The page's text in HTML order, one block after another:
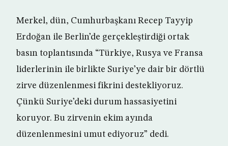
Merkel, dün, Cumhurbaşkanı Recep Tayyip
Erdoğan ile Berlin’de gerçekleştirdiği ortak
basın toplantısında “Türkiye, Rusya ve Fransa
liderlerinin ile birlikte Suriye’ye dair bir dörtlü
zirve düzenlenmesi fikrini destekliyoruz.
Çünkü Suriye’deki durum hassasiyetini
koruyor. Bu zirvenin ekim ayında
düzenlenmesini umut ediyoruz” dedi.